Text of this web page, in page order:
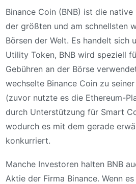
Binance Coin (BNB) ist die
der größten und am schnellsten
Börsen der Welt. Es handelt sich
Utility Token, BNB wird speziell
Gebühren an der Börse
wechselte Binance Coin zu
(zuvor nutzte es die Ethereum-
durch Unterstützung für Smart
wodurch es mit dem gerade
konkurriert.
Manche Investoren halten BNB
Aktie der Firma Binance. Wenn